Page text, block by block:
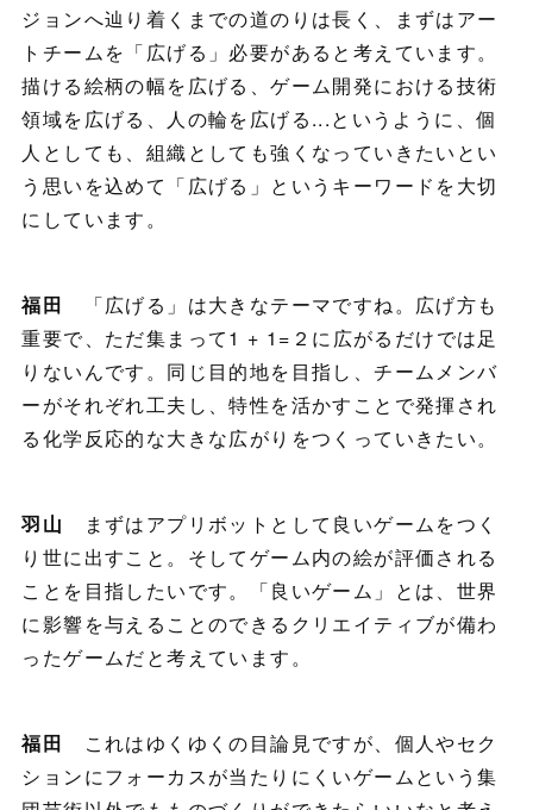
ジョンへ辿り着くまでの道のりは長く、まずはアー
トチームを「広げる」必要があると考えています。
描ける絵柄の幅を広げる、ゲーム開発における技術
領域を広げる、人の輪を広げる...というように、個
人としても、組織としても強くなっていきたいとい
う思いを込めて「広げる」というキーワードを大切
にしています。
福田 「広げる」は大きなテーマですね。広げ方も
重要で、ただ集まって1 + 1=２に広がるだけでは足
りないんです。同じ目的地を目指し、チームメンバ
ーがそれぞれ工夫し、特性を活かすことで発揮され
る化学反応的な大きな広がりをつくっていきたい。
羽山 まずはアプリボットとして良いゲームをつく
り世に出すこと。そしてゲーム内の絵が評価される
ことを目指したいです。「良いゲーム」とは、世界
に影響を与えることのできるクリエイティブが備わ
ったゲームだと考えています。
福田 これはゆくゆくの目論見ですが、個人やセク
ションにフォーカスが当たりにくいゲームという集